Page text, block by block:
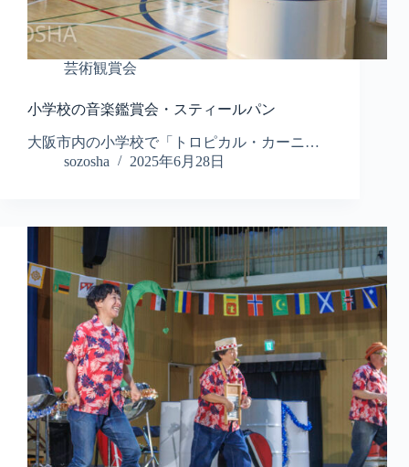
芸術観賞会
小学校の音楽鑑賞会・スティールパン
大阪市内の小学校で「トロピカル・カーニ…
sozosha
2025年6月28日